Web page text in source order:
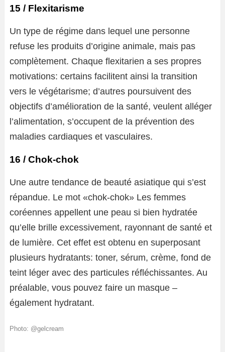
15 / Flexitarisme
Un type de régime dans lequel une personne
refuse les produits d’origine animale, mais pas
complètement. Chaque flexitarien a ses propres
motivations: certains facilitent ainsi la transition
vers le végétarisme; d’autres poursuivent des
objectifs d’amélioration de la santé, veulent alléger
l’alimentation, s’occupent de la prévention des
maladies cardiaques et vasculaires.
16 / Chok-chok
Une autre tendance de beauté asiatique qui s’est
répandue. Le mot «chok-chok» Les femmes
coréennes appellent une peau si bien hydratée
qu’elle brille excessivement, rayonnant de santé et
de lumière. Cet effet est obtenu en superposant
plusieurs hydratants: toner, sérum, crème, fond de
teint léger avec des particules réfléchissantes. Au
préalable, vous pouvez faire un masque –
également hydratant.
Photo: @gelcream